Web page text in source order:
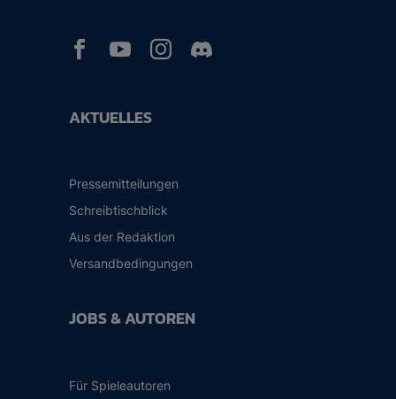
AKTUELLES
Pressemitteilungen
Schreibtischblick
Aus der Redaktion
Versandbedingungen
JOBS & AUTOREN
Für Spieleautoren
  